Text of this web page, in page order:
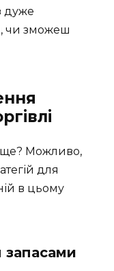
дуже
чи зможеш
Можливо,
для
в цьому
запасами